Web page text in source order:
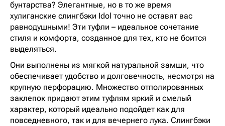
бунтарства? Элегантные, но в то же время
хулиганские слингбэки Idol точно не оставят вас
равнодушными! Эти туфли – идеальное сочетание
стиля и комфорта, созданное для тех, кто не боится
выделяться.
Они выполнены из мягкой натуральной замши, что
обеспечивает удобство и долговечность, несмотря на
крупную перфорацию. Множество отполированных
заклепок придают этим туфлям яркий и смелый
характер, который идеально подойдет как для
повседневного, так и для вечернего лука. Слингбэки